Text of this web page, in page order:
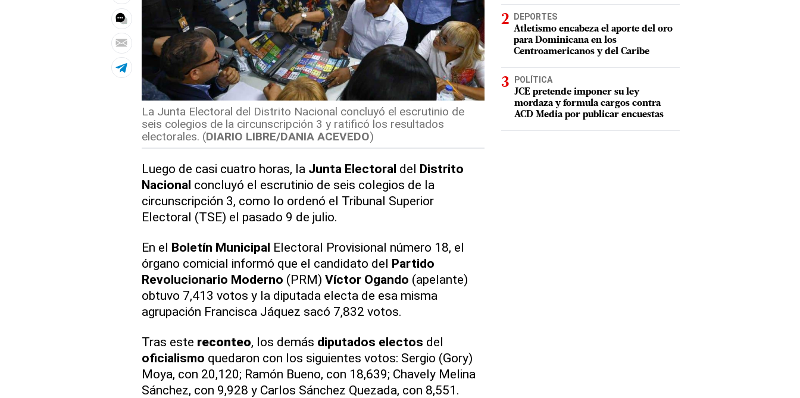
La Junta Electoral del Distrito Nacional concluyó el escrutinio de
seis colegios de la circunscripción 3 y ratificó los resultados
electorales. (DIARIO LIBRE/DANIA ACEVEDO)
Luego de casi cuatro horas, la Junta Electoral del Distrito
Nacional concluyó el escrutinio de seis colegios de la
circunscripción 3, como lo ordenó el Tribunal Superior
Electoral (TSE) el pasado 9 de julio.
En el Boletín Municipal Electoral Provisional número 18, el
órgano comicial informó que el candidato del Partido
Revolucionario Moderno (PRM) Víctor Ogando (apelante)
obtuvo 7,413 votos y la diputada electa de esa misma
agrupación Francisca Jáquez sacó 7,832 votos.
Tras este reconteo, los demás diputados electos del
oficialismo quedaron con los siguientes votos: Sergio (Gory)
Moya, con 20,120; Ramón Bueno, con 18,639; Chavely Melina
Sánchez, con 9,928 y Carlos Sánchez Quezada, con 8,551.
DEPORTES
Atletismo encabeza el aporte del oro
para Dominicana en los
Centroamericanos y del Caribe
POLÍTICA
JCE pretende imponer su ley
mordaza y formula cargos contra
ACD Media por publicar encuestas